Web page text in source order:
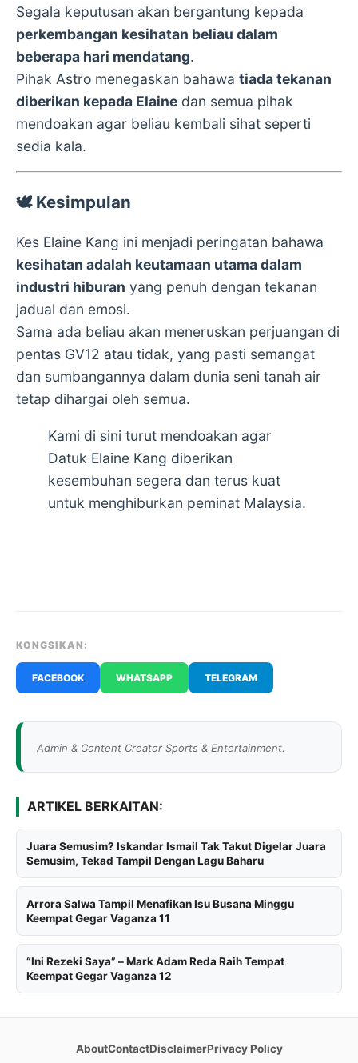
Segala keputusan akan bergantung kepada
perkembangan kesihatan beliau dalam
beberapa hari mendatang.
Pihak Astro menegaskan bahawa tiada tekanan
diberikan kepada Elaine dan semua pihak
mendoakan agar beliau kembali sihat seperti
sedia kala.
🕊️ Kesimpulan
Kes Elaine Kang ini menjadi peringatan bahawa
kesihatan adalah keutamaan utama dalam
industri hiburan yang penuh dengan tekanan
jadual dan emosi.
Sama ada beliau akan meneruskan perjuangan di
pentas GV12 atau tidak, yang pasti semangat
dan sumbangannya dalam dunia seni tanah air
tetap dihargai oleh semua.
Kami di sini turut mendoakan agar
Datuk Elaine Kang diberikan
kesembuhan segera dan terus kuat
untuk menghiburkan peminat Malaysia.
KONGSIKAN:
FACEBOOK WHATSAPP TELEGRAM
Admin & Content Creator Sports & Entertainment.
ARTIKEL BERKAITAN:
Juara Semusim? Iskandar Ismail Tak Takut Digelar Juara
Semusim, Tekad Tampil Dengan Lagu Baharu
Arrora Salwa Tampil Menafikan Isu Busana Minggu
Keempat Gegar Vaganza 11
“Ini Rezeki Saya” – Mark Adam Reda Raih Tempat
Keempat Gegar Vaganza 12
AboutContactDisclaimerPrivacy Policy